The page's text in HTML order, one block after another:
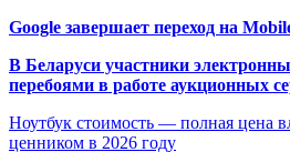
Google завершает переход на
В Беларуси участники
перебоями в работе аукционных
Ноутбук стоимость — полная цена
ценником в 2026 году